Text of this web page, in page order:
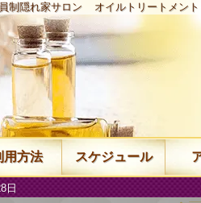
制隠れ家サロン オイルトリートメン
日
用方法 スケジュール